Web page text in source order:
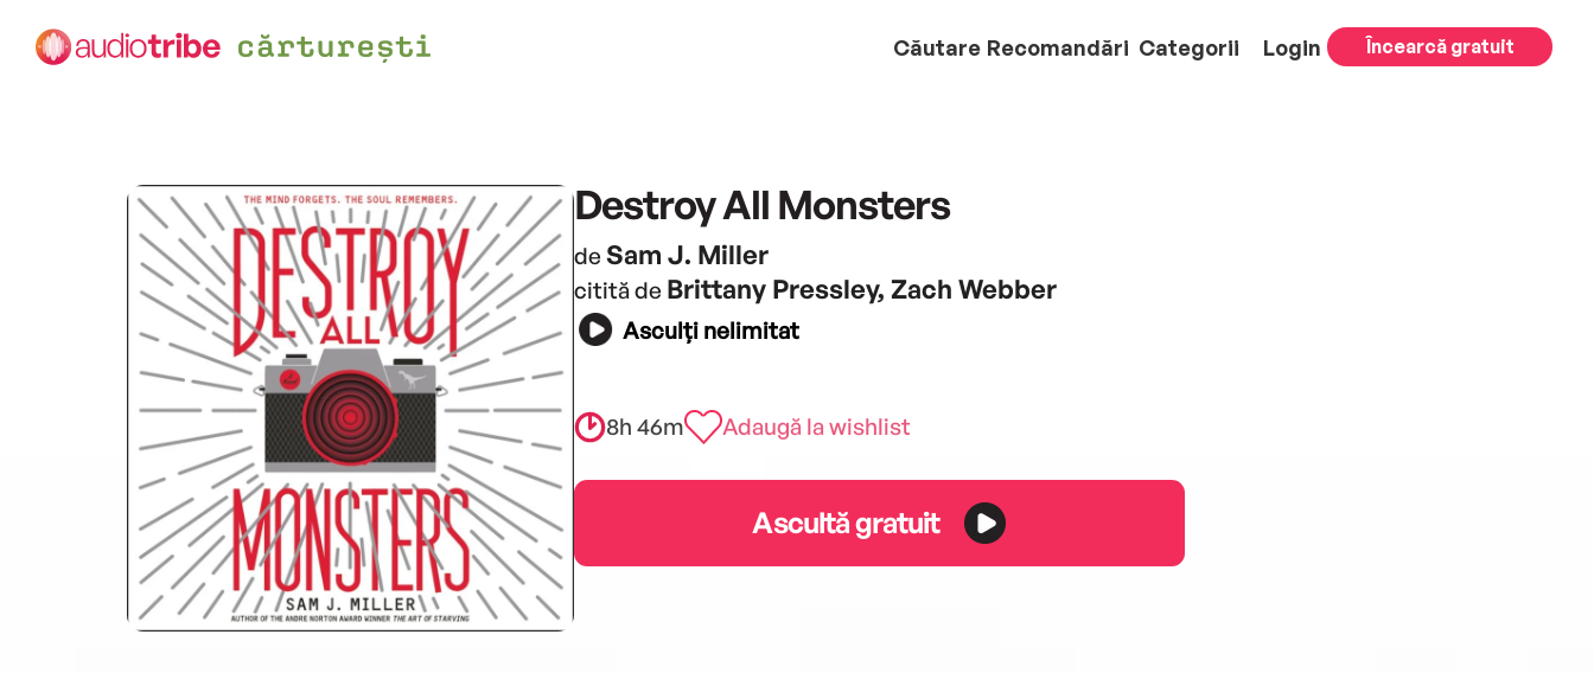
Căutare Recomandări Categorii Login Încearcă gratuit
Destroy All Monsters
de Sam J. Miller
citită de Brittany Pressley, Zach Webber
Asculți nelimitat
8h 46m Adaugă la wishlist
Ascultă gratuit